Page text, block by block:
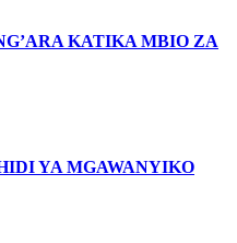
KATIKA MBIO ZA
YA MGAWANYIKO